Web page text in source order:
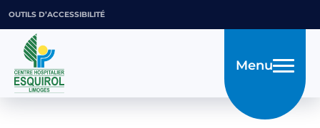
OUTILS D’ACCESSIBILITÉ
Menu